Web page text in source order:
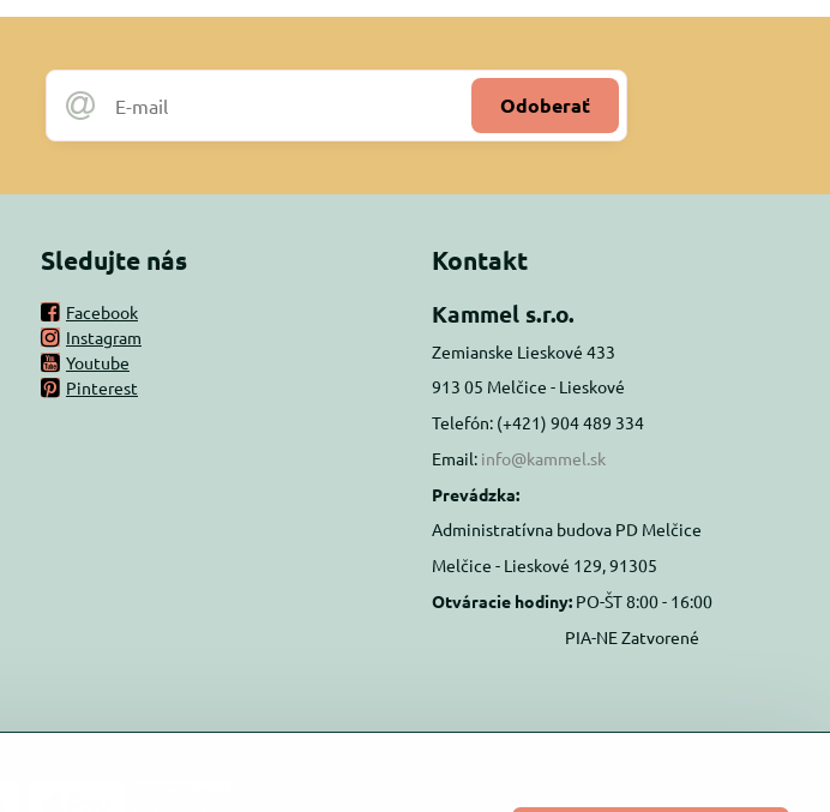
Odoberať
Sledujte nás
Facebook
Instagram
Youtube
Pinterest
Kontakt
Kammel s.r.o.
Zemianske Lieskové 433
913 05 Melčice - Lieskové
Telefón: (+421) 904 489 334
Email: info@kammel.sk
Prevádzka:
Administratívna budova PD Melčice
Melčice - Lieskové 129, 91305
Otváracie hodiny: PO-ŠT 8:00 - 16:00
PIA-NE Zatvorené